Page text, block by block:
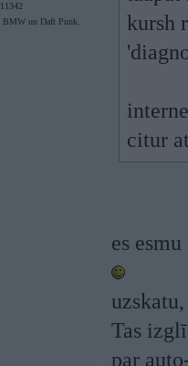
11342
BMW un Daft Punk.
kursh
citur
es
Tas
par